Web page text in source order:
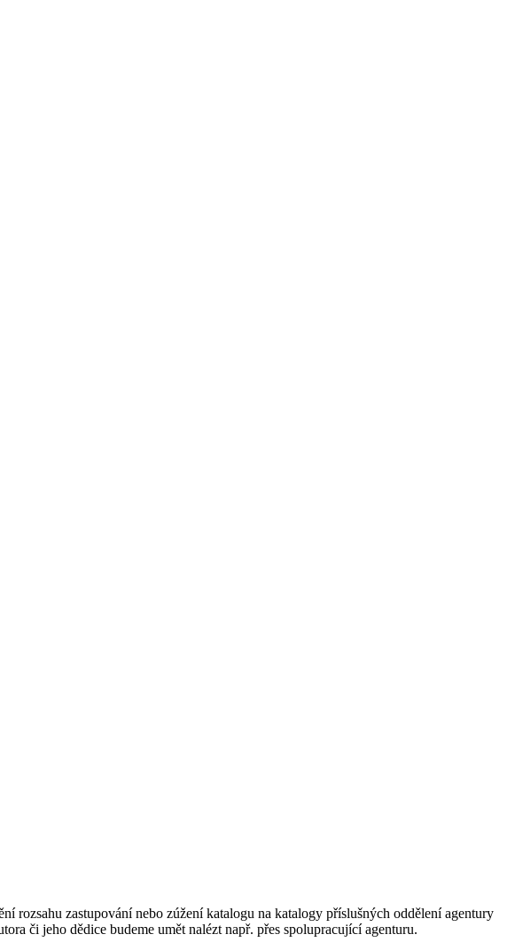
rozsahu zastupování nebo zúžení katalogu na katalogy příslušných oddělení agentury
či jeho dědice budeme umět nalézt např. přes spolupracující agenturu.